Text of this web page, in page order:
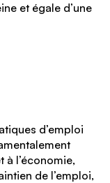
et égale d’une
d’emploi
à l’économie,
de l’emploi,